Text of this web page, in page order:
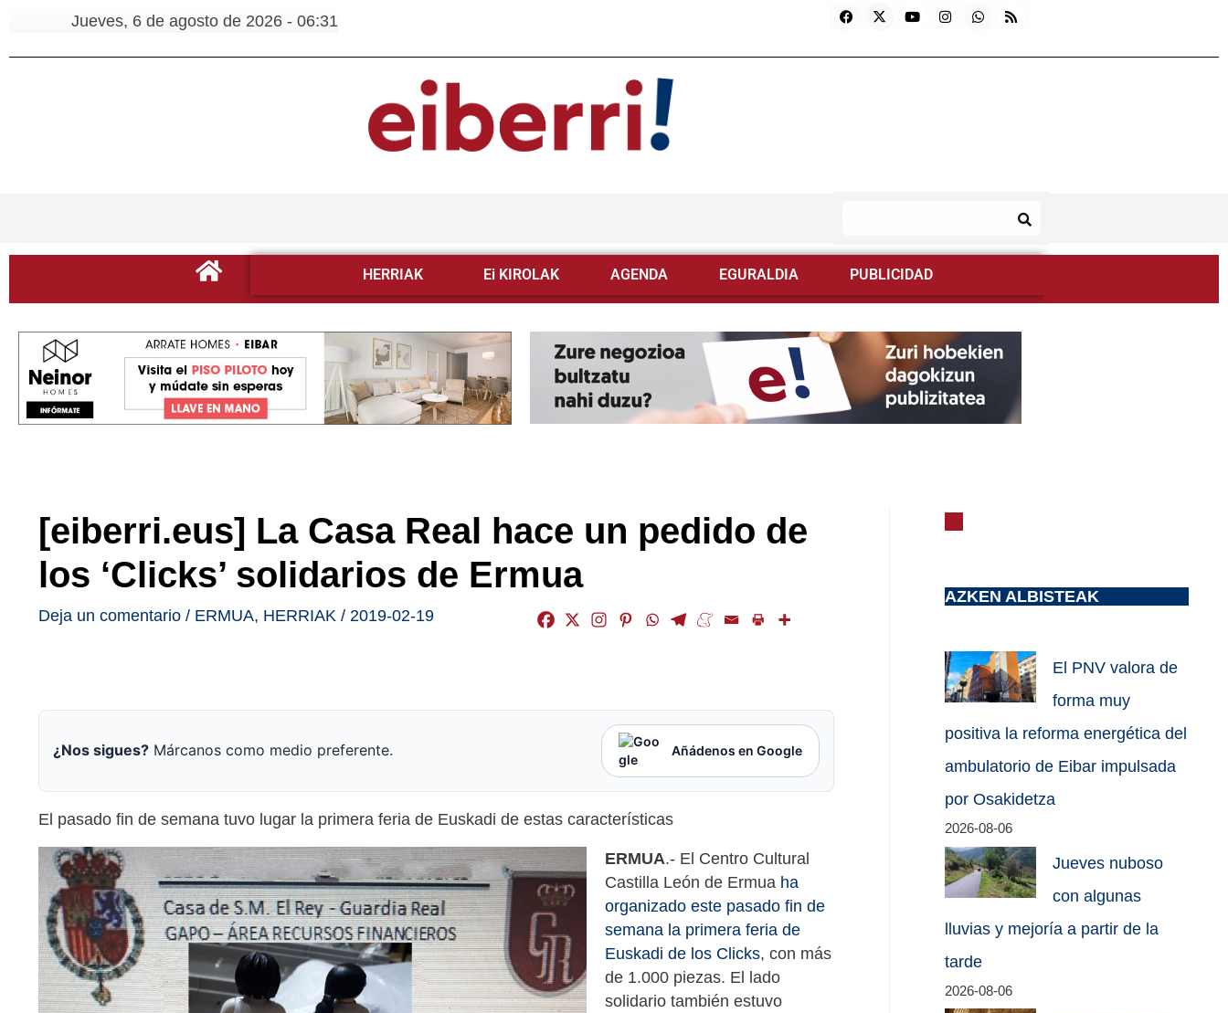
Jueves, 6 de agosto de 2026 - 06:31
HERRIAK Ei KIROLAK AGENDA EGURALDIA PUBLICIDAD
[eiberri.eus] La Casa Real hace un pedido de
los ‘Clicks’ solidarios de Ermua
Deja un comentario / ERMUA, HERRIAK / 2019-02-19
¿Nos sigues? Márcanos como medio preferente. Añádenos en Google
El pasado fin de semana tuvo lugar la primera feria de Euskadi de estas características
ERMUA.- El Centro Cultural
Castilla León de Ermua ha
organizado este pasado fin de
semana la primera feria de
Euskadi de los Clicks, con más
de 1.000 piezas. El lado
solidario también estuvo
AZKEN ALBISTEAK
El PNV valora de
forma muy
positiva la reforma energética del
ambulatorio de Eibar impulsada
por Osakidetza
2026-08-06
Jueves nuboso
con algunas
lluvias y mejoría a partir de la
tarde
2026-08-06